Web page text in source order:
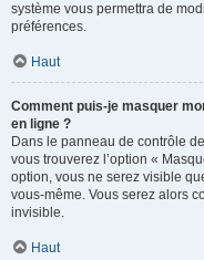
système vous permettra de
préférences.
Haut
Comment puis-je masquer
en ligne ?
Dans le panneau de contrôle
vous trouverez l’option «
option, vous ne serez visible
vous-même. Vous serez alors
invisible.
Haut